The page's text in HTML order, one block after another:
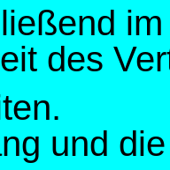
des
und